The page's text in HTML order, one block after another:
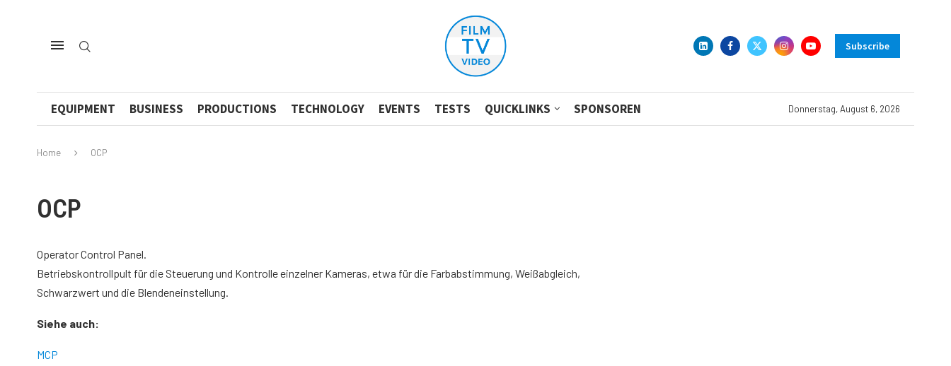
Subscribe
EQUIPMENT BUSINESS PRODUCTIONS TECHNOLOGY EVENTS TESTS QUICKLINKS SPONSOREN Donnerstag, August 6, 2026
Home OCP
OCP
Operator Control Panel.
Betriebskontrollpult für die Steuerung und Kontrolle einzelner Kameras, etwa für die Farbabstimmung, Weißabgleich,
Schwarzwert und die Blendeneinstellung.
Siehe auch:
MCP